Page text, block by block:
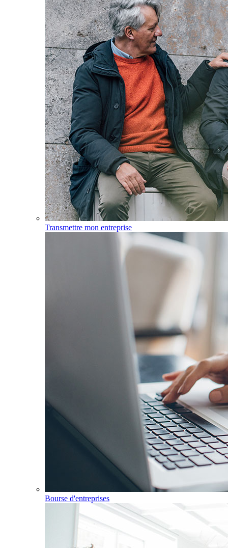
Transmettre mon entreprise
Bourse d'entreprises